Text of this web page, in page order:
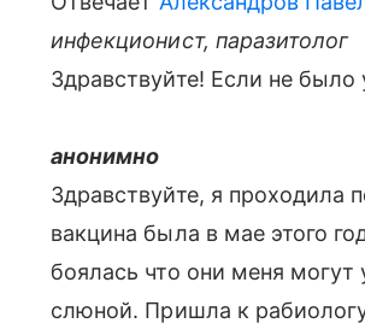
инфекционист, паразитолог
Здравствуйте! Если не было
анонимно
Здравствуйте, я проходила
вакцина была в мае этого
боялась что они меня могут
слюной. Пришла к